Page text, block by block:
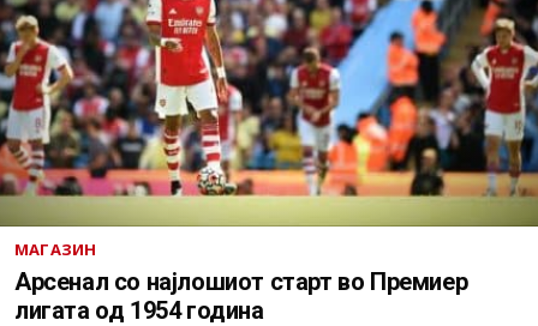
МАГАЗИН
Арсенал со најлошиот старт во Премиер
лигата од 1954 година